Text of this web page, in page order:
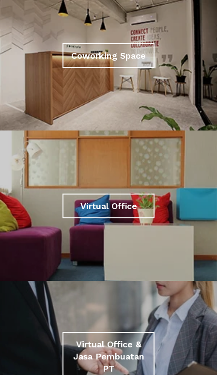
Coworking Space
Virtual Office
Virtual Office &
Jasa Pembuatan
PT